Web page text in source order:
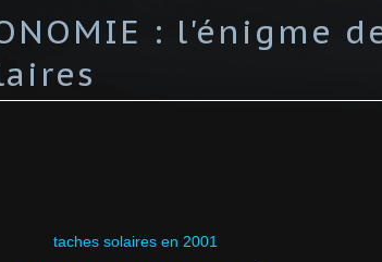
: l'énigme
aches solaires en 2001